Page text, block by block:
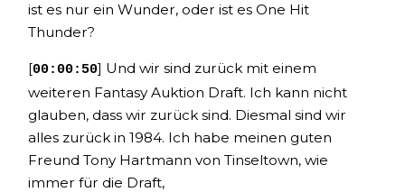
ist es nur ein Wunder, oder ist es One Hit
Thunder?
[00:00:50] Und wir sind zurück mit einem
weiteren Fantasy Auktion Draft. Ich kann nicht
glauben, dass wir zurück sind. Diesmal sind wir
alles zurück in 1984. Ich habe meinen guten
Freund Tony Hartmann von Tinseltown, wie
immer für die Draft,